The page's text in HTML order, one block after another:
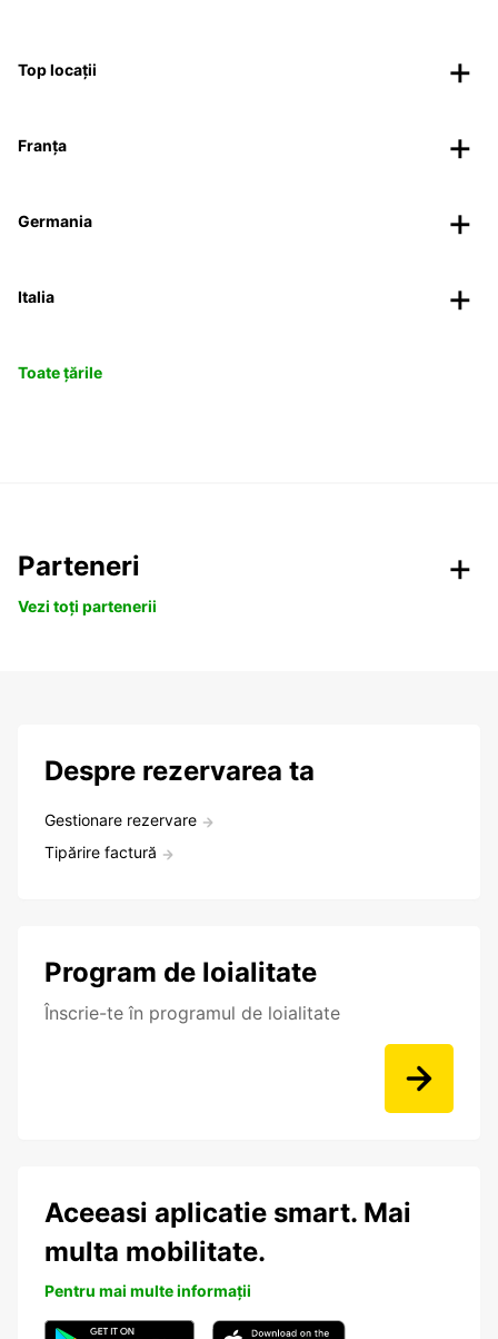
Top locații
Franța
Germania
Italia
Toate țările
Parteneri
Vezi toți partenerii
Despre rezervarea ta
Gestionare rezervare
Tipărire factură
Program de loialitate
Înscrie-te în programul de loialitate
Aceeasi aplicatie smart. Mai
multa mobilitate.
Pentru mai multe informații